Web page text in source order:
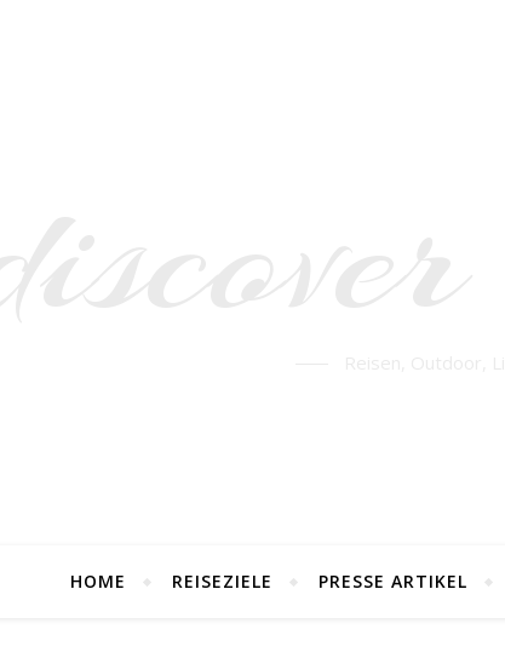
HOME REISEZIELE PRESSE ARTIKEL